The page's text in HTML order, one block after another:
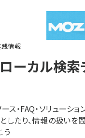
践情報
ーカル検索
・FAQ・ソリューシ
したり、情報の扱いを
う